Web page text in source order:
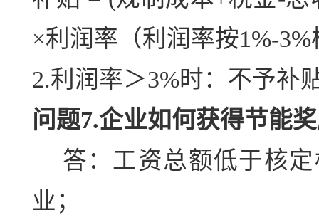
×利润率（利润率按1%-
2.利润率＞3%时：不予补
问题7.企业如何获得节能
答：工资总额低于核
业；